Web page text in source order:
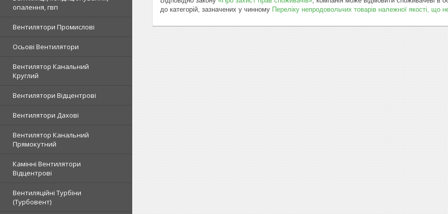
опалення, гвп
Вентилятори Промислові
Осьові Вентилятори
Вентилятор Канальний
Круглий
Вентилятори Відцентрові
Вентилятори Дахові
Вентилятор Канальний
Прямокутний
Камінні Вентилятори
Відцентрові
Вентиляційні Турбіни
(Турбовент)
до категорій, зазначених у чинному Переліку непродовольчих товарів належної якості, що